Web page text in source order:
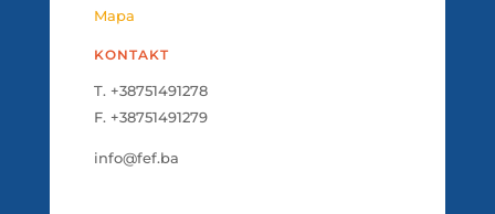
Mapa
KONTAKT
T. +38751491278
F. +38751491279
info@fef.ba